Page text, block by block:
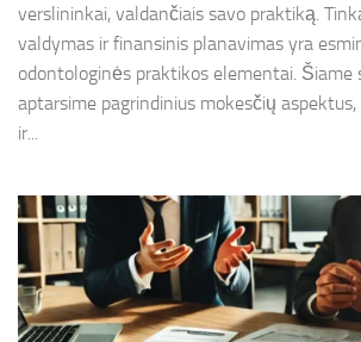
verslininkai, valdančiais savo praktiką.
valdymas ir finansinis planavimas yra
odontologinės praktikos elementai. Šiame
aptarsime pagrindinius mokesčių
ir...